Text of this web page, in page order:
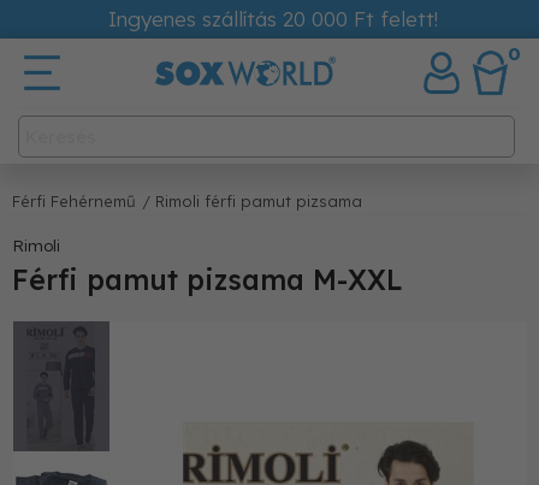
Ingyenes szállítás 20 000 Ft felett!
0
Férfi Fehérnemű / Rimoli férfi pamut pizsama
Rimoli
Férfi pamut pizsama M-XXL